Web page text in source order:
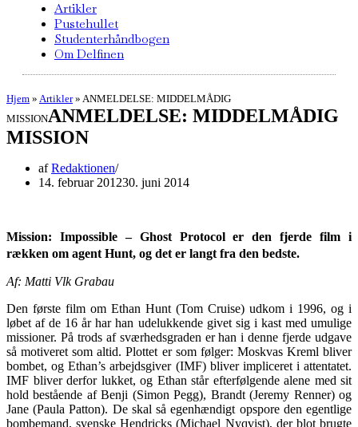
Artikler
Pustehullet
Studenterhåndbogen
Om Delfinen
Hjem » Artikler» ANMELDELSE: MIDDELMÅDIG
MISSIONANMELDELSE: MIDDELMÅDIG
MISSION
afRedaktionen
14. februar 201230. juni 2014
Mission: Impossible – Ghost Protocol er den fjerde film i
rækken om agent Hunt, og det er langt fra den bedste.
Af: Matti Vlk Grabau
Den første film om Ethan Hunt (Tom Cruise) udkom i 1996, og i
løbet af de 16 år har han udelukkende givet sig i kast med umulige
missioner. På trods af sværhedsgraden er han i denne fjerde udgave
så motiveret som altid. Plottet er som følger: Moskvas Kreml bliver
bombet, og Ethan’s arbejdsgiver (IMF) bliver impliceret i attentatet.
IMF bliver derfor lukket, og Ethan står efterfølgende alene med sit
hold bestående af Benji (Simon Pegg), Brandt (Jeremy Renner) og
Jane (Paula Patton). De skal så egenhændigt opspore den egentlige
bombemand, svenske Hendricks (Michael Nyqvist), der blot brugte